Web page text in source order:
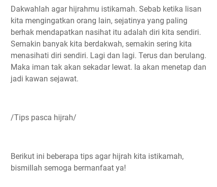
Dakwahlah agar hijrahmu istikamah. Sebab ketika lisan
kita mengingatkan orang lain, sejatinya yang paling
berhak mendapatkan nasihat itu adalah diri kita sendiri.
Semakin banyak kita berdakwah, semakin sering kita
menasihati diri sendiri. Lagi dan lagi. Terus dan berulang.
Maka iman tak akan sekadar lewat. Ia akan menetap dan
jadi kawan sejawat.
/Tips pasca hijrah/
Berikut ini beberapa tips agar hijrah kita istikamah,
bismillah semoga bermanfaat ya!